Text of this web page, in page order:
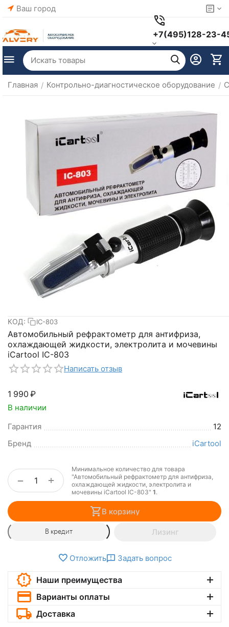
Ваш город
+7(495)128-23-
Главная / Контрольно-диагностическое оборудование /
КОД: IC-803
Автомобильный рефрактометр для антифриза,
охлаждающей жидкости, электролита и мочевины
iCartool IC-803
Написать отзыв
1 990 ₽
В наличии
Гарантия
12
Бренд
iCartool
+
−
Минимальное количество для товара
"Автомобильный рефрактометр для антифриза,
охлаждающей жидкости, электролита и
мочевины iCartool IC-803" 1.
В корзину
В кредит Лизинг
Отложить Задать вопрос
Наши преимущества
Варианты оплаты
Доставка